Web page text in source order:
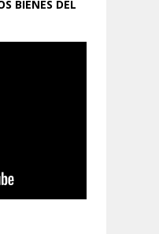
BIENES DEL